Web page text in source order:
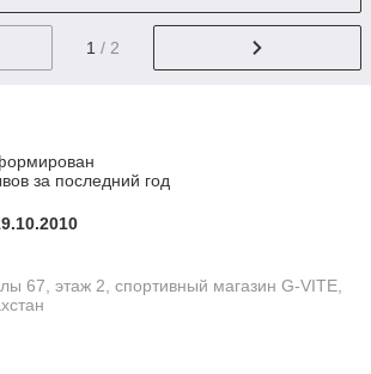
1 / 2
за последний год
67, этаж 2, спортивный магазин G-VITE,